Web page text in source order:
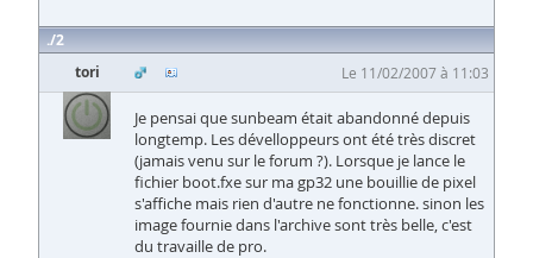
2
tori
Le 11/02/2007 à 11:03
Je pensai que sunbeam était abandonné depuis
longtemp. Les dévelloppeurs ont été très discret
(jamais venu sur le forum ?). Lorsque je lance le
fichier boot.fxe sur ma gp32 une bouillie de pixel
s'affiche mais rien d'autre ne fonctionne. sinon les
image fournie dans l'archive sont très belle, c'est
du travaille de pro.